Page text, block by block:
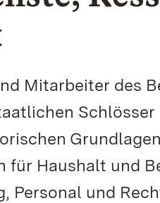
Mitarbeiter des
für Haushalt und
Personal und